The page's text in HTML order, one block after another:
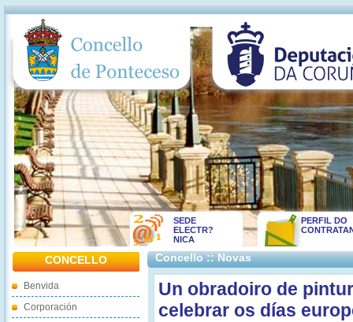
SEDE
ELECTR?
NICA
PERFIL DO
CONCELLO
Benvida
Corporación
Concello :: Novas
Un obradoiro de
celebrar os días